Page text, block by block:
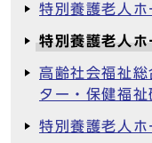
特別養護老人
特別養護老人
高齢社会福祉
ター・保健福祉
特別養護老人ホ